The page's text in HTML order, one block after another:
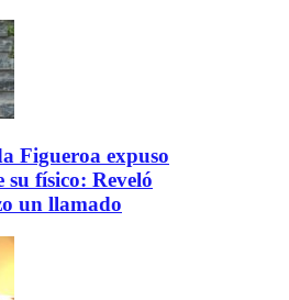
Figueroa expuso
su físico: Reveló
un llamado